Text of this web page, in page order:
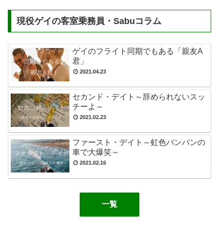
現役ゲイの客室乗務員・Sabuコラム
ゲイのフライト同期でもある「親友A
君」
2021.04.23
セカンド・デイト～辞められないスッ
チーよ～
2021.02.23
ファースト・デイト～虹色バンバンの
車で大爆笑～
2021.02.16
一覧